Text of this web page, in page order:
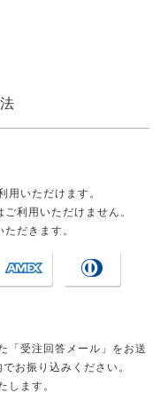
用いただけます。
利用いただけません。
だきます。
「受注回答メール」をお送
お振り込みください。
します。